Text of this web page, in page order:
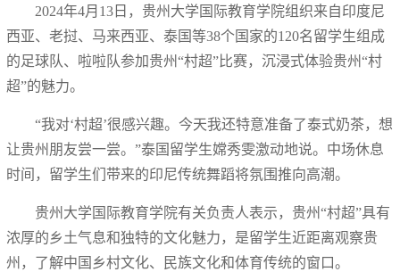
2024年4月13日，贵州大学国际教育学院组织来自印度尼
西亚、老挝、马来西亚、泰国等38个国家的120名留学生组成
的足球队、啦啦队参加贵州“村超”比赛，沉浸式体验贵州“村
超”的魅力。
“我对‘村超’很感兴趣。今天我还特意准备了泰式奶茶，想
让贵州朋友尝一尝。”泰国留学生嫦秀雯激动地说。中场休息
时间，留学生们带来的印尼传统舞蹈将氛围推向高潮。
贵州大学国际教育学院有关负责人表示，贵州“村超”具有
浓厚的乡土气息和独特的文化魅力，是留学生近距离观察贵
州，了解中国乡村文化、民族文化和体育传统的窗口。